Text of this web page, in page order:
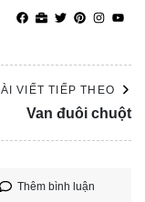
VIẾT TIẾP THEO
Van đuôi chuột
Thêm bình luận